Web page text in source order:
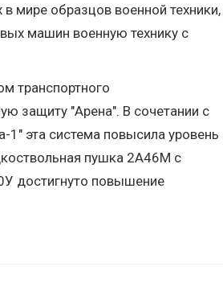
мире образцов военной техники,
машин военную технику с
транспортного
защиту "Арена". В сочетании с
эта система повысила уровень
пушка 2А46М с
достигнуто повышение